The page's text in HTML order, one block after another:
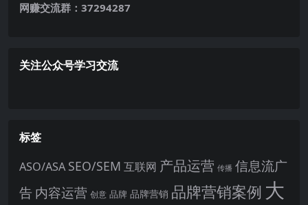
网赚交流群：37294287
关注公众号学习交流
标签
ASO/ASA SEO/SEM 互联网 产品运营 传播 信息流广
告 内容运营 创意 品牌 品牌营销 品牌营销案例 大